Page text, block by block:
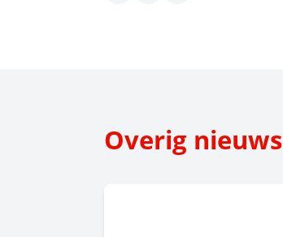
Overig nieuws